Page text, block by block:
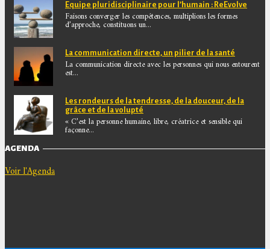
Equipe pluridisciplinaire pour l’humain : ReEvolve
Faisons converger les compétences, multiplions les formes
d’approche, constituons un...
La communication directe, un pilier de la santé
La communication directe avec les personnes qui nous entourent
est...
Les rondeurs de la tendresse, de la douceur, de la
grâce et de la volupté
« C’est la personne humaine, libre, créatrice et sensible qui
façonne...
AGENDA
Voir l'Agenda